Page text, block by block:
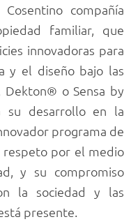
compañía
familiar, que
innovadoras para
y el diseño bajo las
Dekton® o Sensa by
su desarrollo en la
programa de
respeto por el medio
y su compromiso
la sociedad y las
presente.